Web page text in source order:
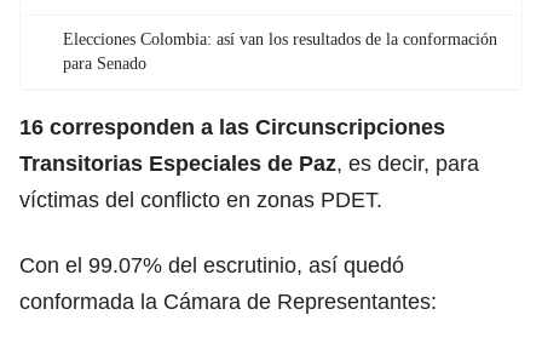
Elecciones Colombia: así van los resultados de la conformación
para Senado
16 corresponden a las Circunscripciones
Transitorias Especiales de Paz, es decir, para
víctimas del conflicto en zonas PDET.
Con el 99.07% del escrutinio, así quedó
conformada la Cámara de Representantes: